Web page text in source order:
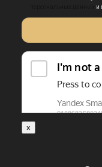
и
x